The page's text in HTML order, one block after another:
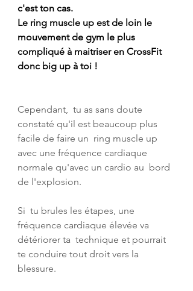
c'est ton cas.
Le ring muscle up est de loin le
mouvement de gym le plus
compliqué à maitriser en CrossFit
donc big up à toi !
Cependant,  tu as sans doute
constaté qu'il est beaucoup plus
facile de faire un  ring muscle up
avec une fréquence cardiaque
normale qu'avec un cardio au  bord
de l'explosion.
Si  tu brules les étapes, une
fréquence cardiaque élevée va
détériorer ta  technique et pourrait
te conduire tout droit vers la
blessure.